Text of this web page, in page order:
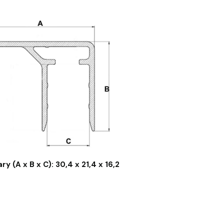
(A x B x C): 30,4 x 21,4 x 16,2